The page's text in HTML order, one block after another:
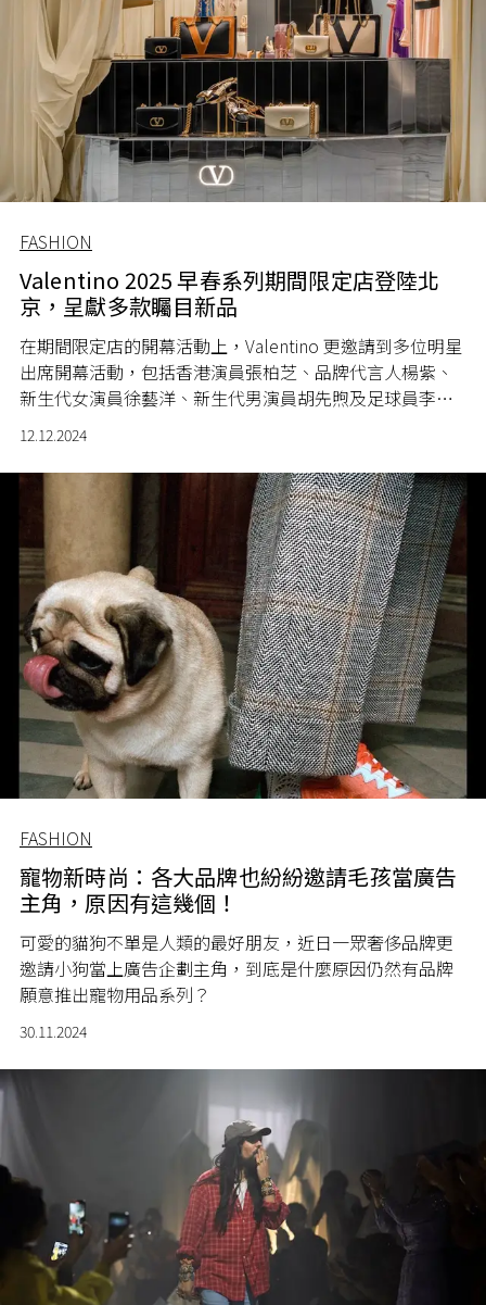
FASHION
Valentino 2025 早春系列期間限定店登陸北
京，呈獻多款矚目新品
在期間限定店的開幕活動上，Valentino 更邀請到多位明星
出席開幕活動，包括香港演員張柏芝、品牌代言人楊紫、
新生代女演員徐藝洋、新生代男演員胡先煦及足球員李嗣
鎔。
12.12.2024
FASHION
寵物新時尚：各大品牌也紛紛邀請毛孩當廣告
主角，原因有這幾個！
可愛的貓狗不單是人類的最好朋友，近日一眾奢侈品牌更
邀請小狗當上廣告企劃主角，到底是什麼原因仍然有品牌
願意推出寵物用品系列？
30.11.2024